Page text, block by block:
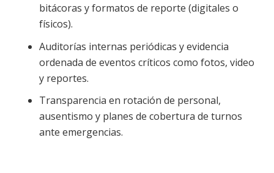
bitácoras y formatos de reporte (digitales o
físicos).
Auditorías internas periódicas y evidencia
ordenada de eventos críticos como fotos, video
y reportes.
Transparencia en rotación de personal,
ausentismo y planes de cobertura de turnos
ante emergencias.